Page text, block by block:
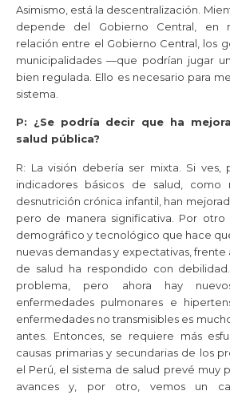
Asimismo, está la descentralización.
depende del Gobierno Central, en
relación entre el Gobierno Central, los
municipalidades —que podrían jugar
bien regulada. Ello es necesario para
sistema.
P: ¿Se podría decir que ha
salud pública?
R: La visión debería ser mixta. Si ves,
indicadores básicos de salud, como
desnutrición crónica infantil, han
pero de manera significativa. Por otro
demográfico y tecnológico que hace
nuevas demandas y expectativas, frente
de salud ha respondido con
problema, pero ahora hay
enfermedades pulmonares e
enfermedades no transmisibles es
antes. Entonces, se requiere más
causas primarias y secundarias de los
el Perú, el sistema de salud prevé muy
avances y, por otro, vemos un